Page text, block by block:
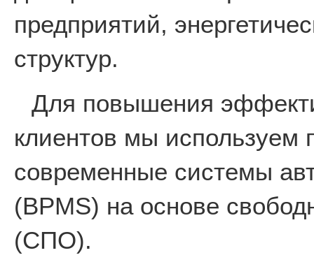
предприятий,
структур.
Для повышения
клиентов мы используем
современные системы
(BPMS) на основе
(СПО).